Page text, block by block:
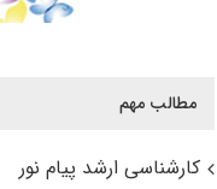
مطالب مهم
کارشناسی ارشد پیام نور